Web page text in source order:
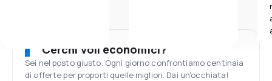
Cerchi voli economici?
Sei nel posto giusto. Ogni giorno confrontiamo centinaia
di offerte per proporti quelle migliori. Dai un'occhiata!